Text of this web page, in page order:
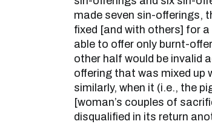
made seven sin-offerings,
fixed [and with others] for
able to offer only burnt-
other half would be invalid
offering that was mixed up
similarly, when it (i.e., the
[woman’s couples of
disqualified in its return